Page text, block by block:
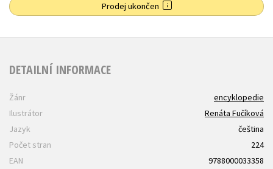
Prodej ukončen
DETAILNÍ INFORMACE
Žánr
encyklopedie
Ilustrátor
Renáta Fučíková
Jazyk
čeština
Počet stran
224
EAN
9788000033358